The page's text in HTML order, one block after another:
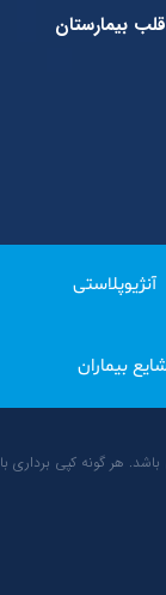
بیمارستان
آنژیوپلاستی
بیماران
هر گونه کپی برداری با